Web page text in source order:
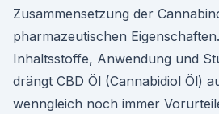
Zusammensetzung der
pharmazeutischen
Inhaltsstoffe, Anwendung und
drängt CBD Öl (Cannabidiol Öl)
wenngleich noch immer